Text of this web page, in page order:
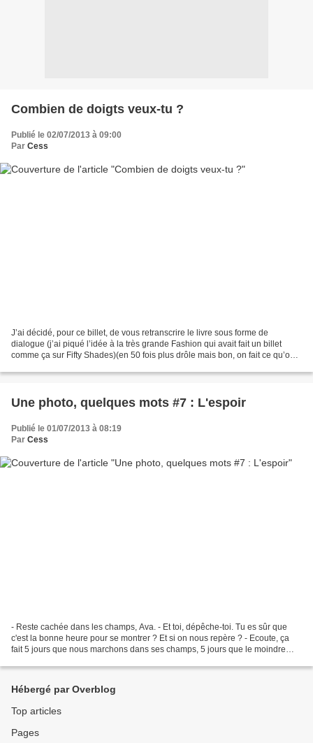
Combien de doigts veux-tu ?
Publié le 02/07/2013 à 09:00
Par Cess
J’ai décidé, pour ce billet, de vous retranscrire le livre sous forme de
dialogue (j’ai piqué l’idée à la très grande Fashion qui avait fait un billet
comme ça sur Fifty Shades)(en 50 fois plus drôle mais bon, on fait ce qu’on
Une photo, quelques mots #7 : L'espoir
Publié le 01/07/2013 à 08:19
Par Cess
- Reste cachée dans les champs, Ava. - Et toi, dépêche-toi. Tu es sûr que
c'est la bonne heure pour se montrer ? Et si on nous repère ? - Ecoute, ça
fait 5 jours que nous marchons dans ses champs, 5 jours que le moindre
Hébergé par Overblog
Top articles
Pages